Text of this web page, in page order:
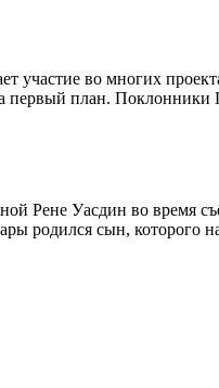
во многих
первый план.
Рене Уасдин во время
родился сын,